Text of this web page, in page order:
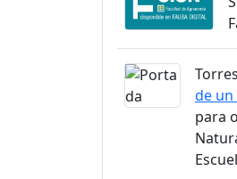
de
para